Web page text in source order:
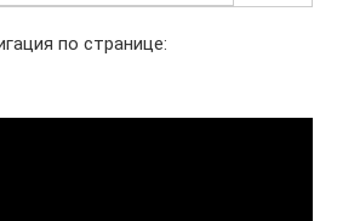
по странице: